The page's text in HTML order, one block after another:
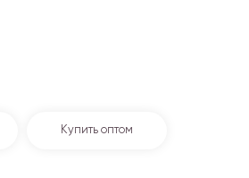
Купить оптом